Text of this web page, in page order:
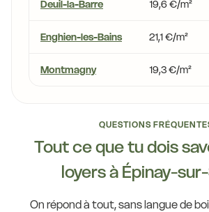
Deuil-la-Barre 19,6 €/m²
Enghien-les-Bains 21,1 €/m²
Montmagny 19,3 €/m²
QUESTIONS
Tout ce que tu dois
loyers à Épinay-
On répond à tout, sans langue de